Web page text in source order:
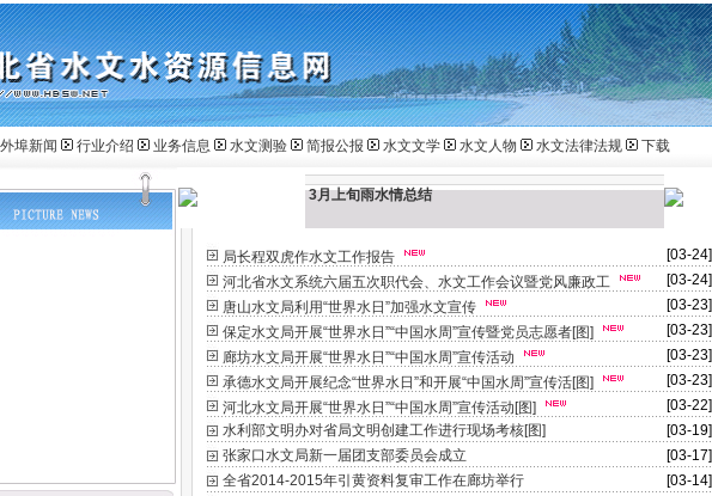
外埠新闻 行业介绍 业务信息 水文测验 简报公报 水文文学 水文人物 水文法律法规 下载
3月上旬雨水情总结
局长程双虎作水文工作报告
[03-24]
河北省水文系统六届五次职代会、水文工作会议暨党风廉政工
[03-24]
唐山水文局利用“世界水日”加强水文宣传
[03-23]
保定水文局开展“世界水日”“中国水周”宣传暨党员志愿者[图]
[03-23]
廊坊水文局开展“世界水日”“中国水周”宣传活动
[03-23]
承德水文局开展纪念“世界水日”和开展“中国水周”宣传活[图]
[03-23]
河北水文局开展“世界水日”“中国水周”宣传活动[图]
[03-22]
水利部文明办对省局文明创建工作进行现场考核[图]
[03-19]
张家口水文局新一届团支部委员会成立
[03-17]
全省2014-2015年引黄资料复审工作在廊坊举行
[03-14]